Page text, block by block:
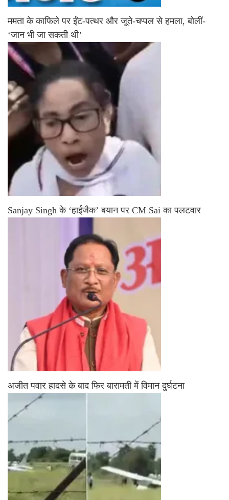
ममता के काफिले पर ईंट-पत्थर और जूते-चप्पल से हमला, बोलीं-
‘जान भी जा सकती थी’
Sanjay Singh के ‘हाईजैक’ बयान पर CM Sai का पलटवार
अजीत पवार हादसे के बाद फिर बारामती में विमान दुर्घटना